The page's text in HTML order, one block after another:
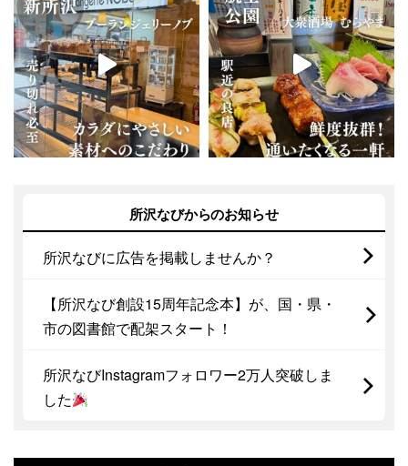
所沢なびからのお知らせ
所沢なびに広告を掲載しませんか？
【所沢なび創設15周年記念本】が、国・県・
市の図書館で配架スタート！
所沢なびInstagramフォロワー2万人突破しま
した